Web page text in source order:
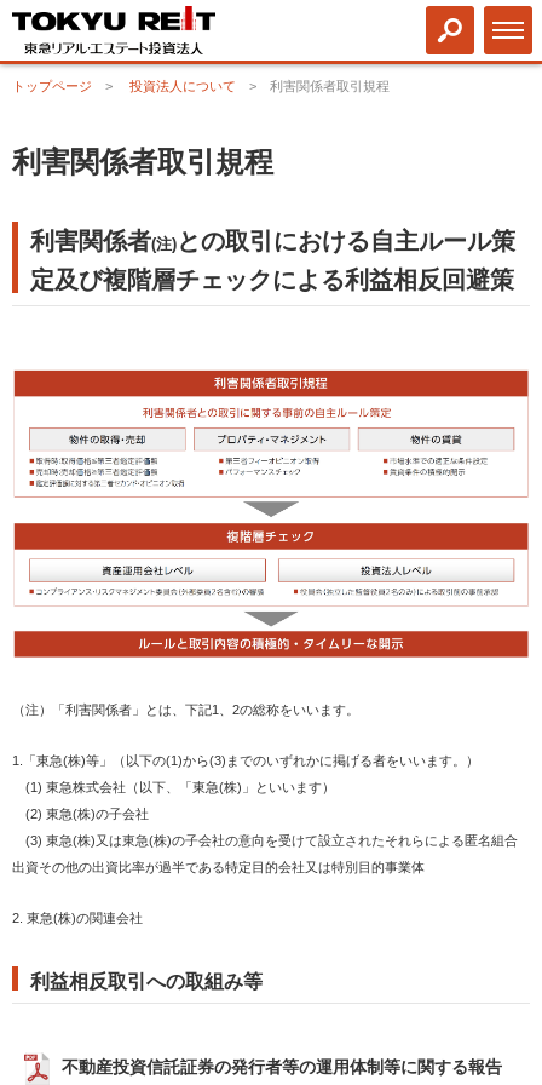
トップページ 投資法人について 利害関係者取引規程
利害関係者取引規程
利害関係者(注) との取引における自主ルール策
定及び複階層チェックによる利益相反回避策
（注）「利害関係者」とは、下記1、2の総称をいいます。
1.「東急(株)等」（以下の(1)から(3)までのいずれかに掲げる者をいいます。）
(1) 東急株式会社（以下、「東急(株)」といいます）
(2) 東急(株)の子会社
(3) 東急(株)又は東急(株)の子会社の意向を受けて設立されたそれらによる匿名組合
出資その他の出資比率が過半である特定目的会社又は特別目的事業体
2. 東急(株)の関連会社
利益相反取引への取組み等
不動産投資信託証券の発行者等の運用体制等に関する報告